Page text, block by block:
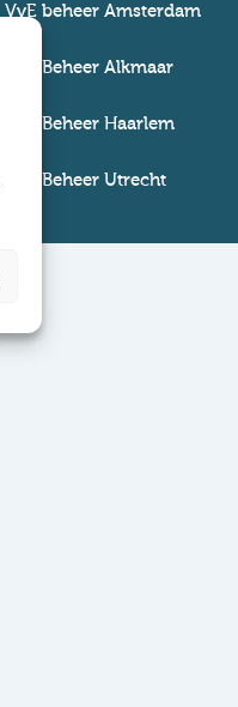
VvE beheer Amsterdam
VvE Beheer Alkmaar
VvE Beheer Haarlem
VvE Beheer Utrecht